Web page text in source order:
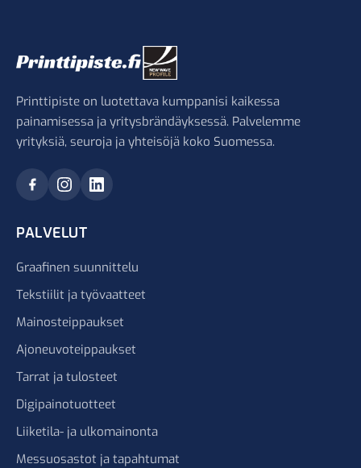
Printtipiste on luotettava kumppanisi kaikessa
painamisessa ja yritysbrändäyksessä. Palvelemme
yrityksiä, seuroja ja yhteisöjä koko Suomessa.
PALVELUT
Graafinen suunnittelu
Tekstiilit ja työvaatteet
Mainosteippaukset
Ajoneuvoteippaukset
Tarrat ja tulosteet
Digipainotuotteet
Liiketila- ja ulkomainonta
Messuosastot ja tapahtumat